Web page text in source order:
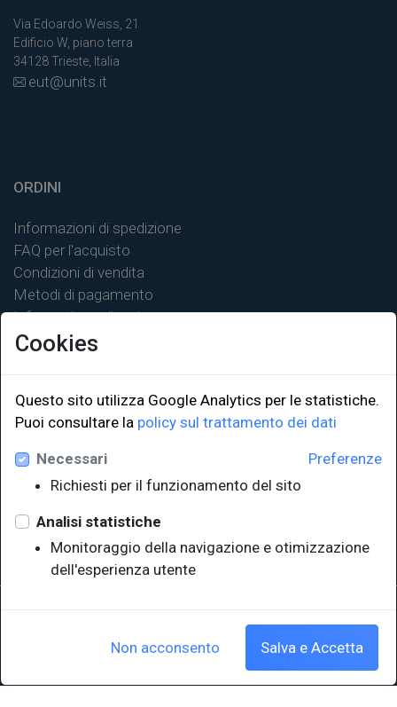
Via Edoardo Weiss, 21
Edificio W, piano terra
34128 Trieste, Italia
eut@units.it
ORDINI
Informazioni di spedizione
FAQ per l'acquisto
Condizioni di vendita
Metodi di pagamento
Informativa sulla privacy
LINK ISTITUZIONALI
Università degli Studi di Trieste
Sistema Bibliotecario di Ateneo
EUT in cifre
P.IVA 00211830328 - C.F. 80013890324 - P.E.C.: ateneo@pec.units.it
Cookies
Questo sito utilizza Google Analytics per le statistiche.
Puoi consultare la policy sul trattamento dei dati
Preferenze
Necessari
Richiesti per il funzionamento del sito
Analisi statistiche
Monitoraggio della navigazione e otimizzazione
dell'esperienza utente
Non acconsento Salva e Accetta